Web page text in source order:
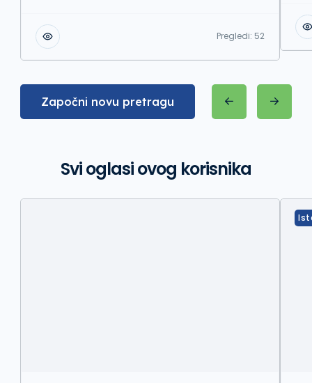
Pregledi: 52
Započni novu pretragu
Svi oglasi ovog korisnika